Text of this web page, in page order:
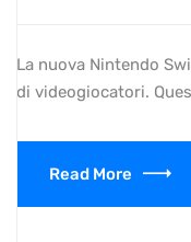
La nuova Nintendo
di videogiocatori.
Read More